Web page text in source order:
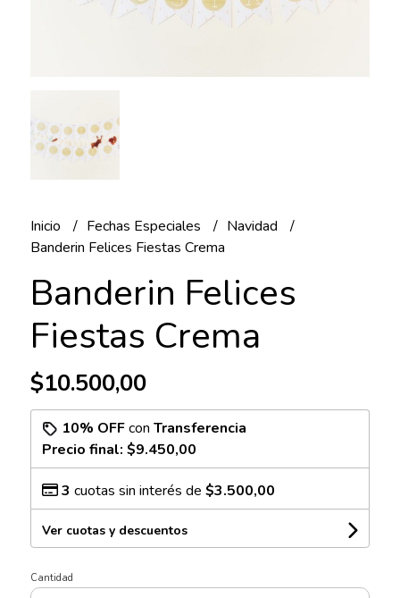
Inicio Fechas Especiales
Navidad
Banderin Felices Fiestas Crema
Banderin Felices
Fiestas Crema
$10.500,00
10% OFFcon Transferencia
Precio final: $9.450,00
3 cuotas sin interés de $3.500,00
Ver cuotas y descuentos
Cantidad